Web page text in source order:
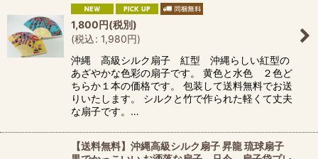
1,800円(税別)
(税込: 1,980円)
沖縄 高級シルク扇子 紅型 沖縄らしい紅型の
あざやかな色彩の扇子です。 黄色と水色 ２色ど
ちらか１本の価格です。 包装して送料無料でお送
りいたします。 シルクと竹で作られた軽くて丈夫
な扇子です。…
【送料無料】沖縄高級シルク扇子 昇龍 琉球扇子